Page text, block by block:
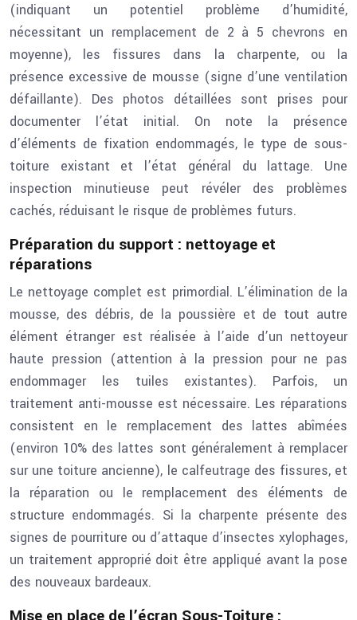
(indiquant un potentiel problème d’humidité,
nécessitant un remplacement de 2 à 5 chevrons en
moyenne), les fissures dans la charpente, ou la
présence excessive de mousse (signe d’une ventilation
défaillante). Des photos détaillées sont prises pour
documenter l’état initial. On note la présence
d’éléments de fixation endommagés, le type de sous-
toiture existant et l’état général du lattage. Une
inspection minutieuse peut révéler des problèmes
cachés, réduisant le risque de problèmes futurs.
Préparation du support : nettoyage et
réparations
Le nettoyage complet est primordial. L’élimination de la
mousse, des débris, de la poussière et de tout autre
élément étranger est réalisée à l’aide d’un nettoyeur
haute pression (attention à la pression pour ne pas
endommager les tuiles existantes). Parfois, un
traitement anti-mousse est nécessaire. Les réparations
consistent en le remplacement des lattes abîmées
(environ 10% des lattes sont généralement à remplacer
sur une toiture ancienne), le calfeutrage des fissures, et
la réparation ou le remplacement des éléments de
structure endommagés. Si la charpente présente des
signes de pourriture ou d’attaque d’insectes xylophages,
un traitement approprié doit être appliqué avant la pose
des nouveaux bardeaux.